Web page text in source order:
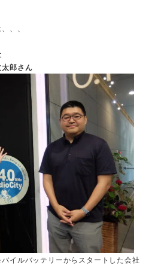
、、
郎さん
イルバッテリーからスタートした会社